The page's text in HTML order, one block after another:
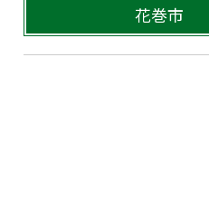
花巻市